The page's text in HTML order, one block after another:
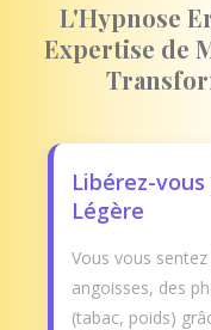
L'Hypnose
Expertise de
Libérez-
Légère
Vous vous
angoisses, des
(tabac, poids)